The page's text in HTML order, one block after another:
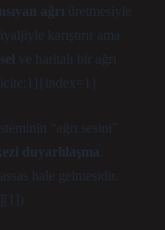
ağrı üretmesiyle
karıştırır ama
ve haritalı bir ağrı
“ağrı sesini”
duyarlılaşma
hale gelmesidir.